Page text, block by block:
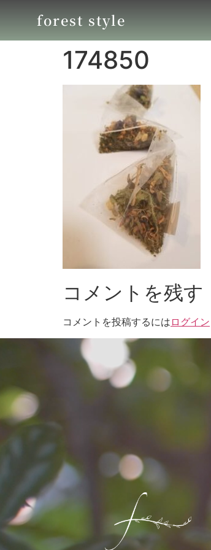
forest style
174850
コメントを残す
コメントを投稿するには ログイン